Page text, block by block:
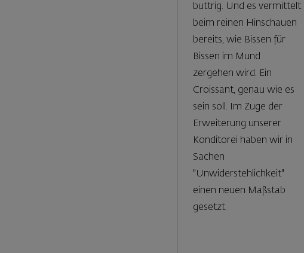
buttrig. Und es vermittelt
beim reinen Hinschauen
bereits, wie Bissen für
Bissen im Mund
zergehen wird. Ein
Croissant, genau wie es
sein soll. Im Zuge der
Erweiterung unserer
Konditorei haben wir in
Sachen
"Unwiderstehlichkeit"
einen neuen Maßstab
gesetzt.